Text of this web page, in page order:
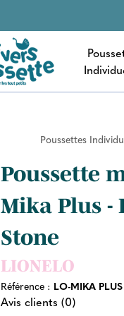
Poussettes
Poussette
Mika Plus -
Stone
LIONELO
Référence : LO-MIKA
Avis clients (0)